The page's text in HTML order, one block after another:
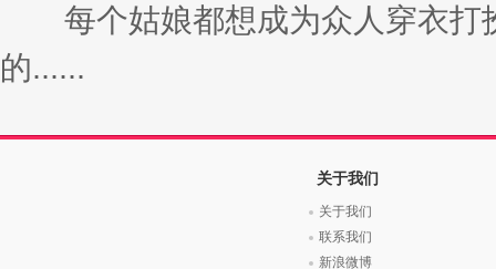
每个姑娘都想成为众人穿衣打
的......
关于我们
关于我们
联系我们
新浪微博